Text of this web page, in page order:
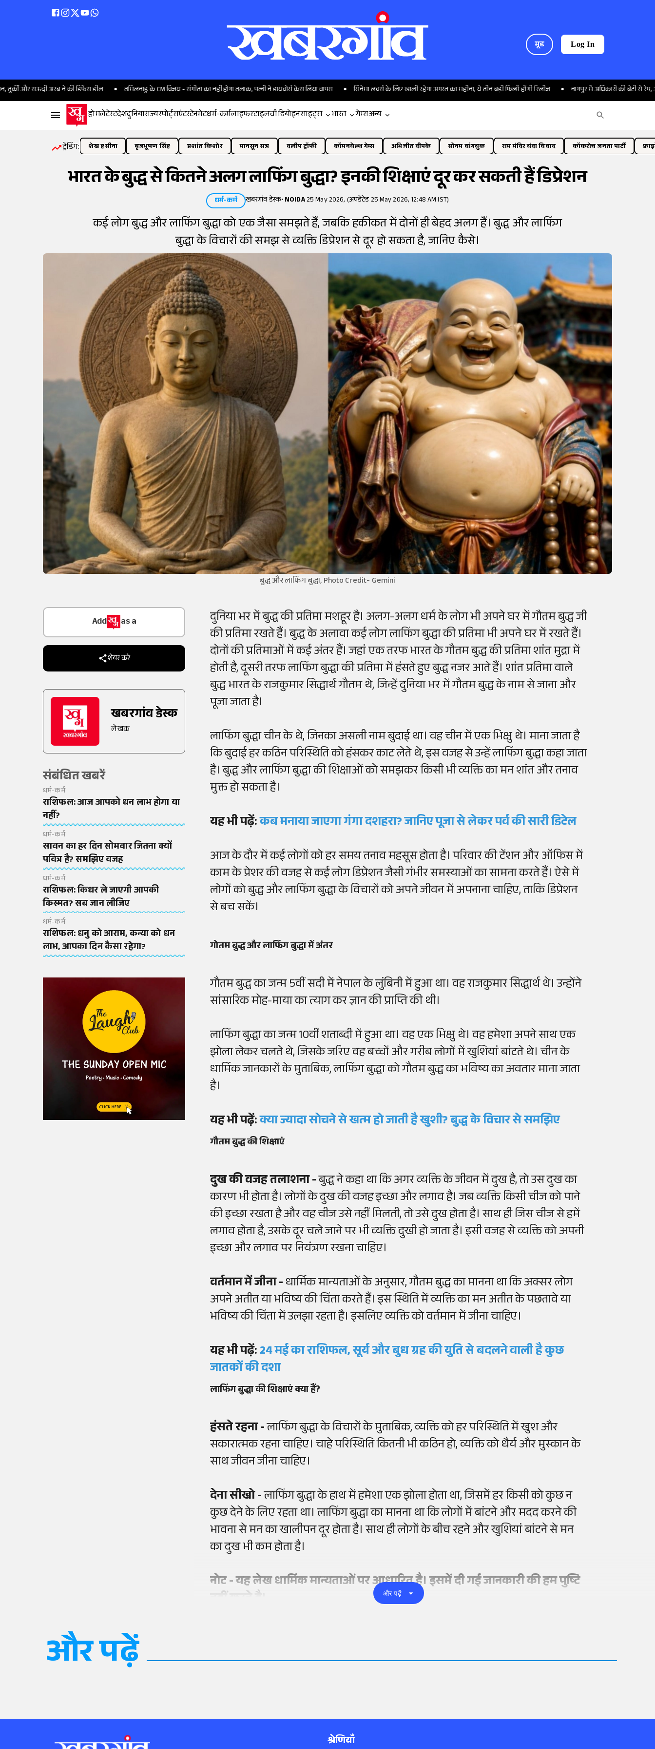
मूड Log In
सऊदी अरब ने की डिफेंस डील तमिलनाडु के CM विजय - संगीता का नहीं होगा तलाक, पत्नी ने डायवोर्स केस लिया वापस सिनेमा लवर्स के लिए खाली रहेगा अगस्त का महीना, ये तीन बड़ी फिल्में होंगी रिलीज नागपुर में अधिकारी की बेटी से रेप, आरोपी ने खुद
होमलेटेस्टदेशदुनियाराज्यस्पोर्ट्सएंटरटेनमेंटधर्म-कर्मलाइफस्टाइलवीडियोइनसाइट्स भारत गेम्सअन्य
ट्रेंडिंग: शेख हसीना बृजभूषण सिंह प्रशांत किशोर मानसून सत्र दलीप ट्रॉफी कॉमनवेल्थ गेम्स अभिजीत दीपके सोनम वांगचुक राम मंदिर चंदा विवाद कॉकरोच जनता पार्टी
भारत के बुद्ध से कितने अलग लाफिंग बुद्धा? इनकी शिक्षाएं दूर कर सकती हैं डिप्रेशन
धर्म-कर्म खबरगांव डेस्क•NOIDA25 May 2026, (अपडेटेड 25 May 2026, 12:48 AM IST)
कई लोग बुद्ध और लाफिंग बुद्धा को एक जैसा समझते हैं, जबकि हकीकत में दोनों ही बेहद अलग हैं। बुद्ध और लाफिंग
बुद्धा के विचारों की समझ से व्यक्ति डिप्रेशन से दूर हो सकता है, जानिए कैसे।
बुद्ध और लाफिंग बुद्धा, Photo Credit- Gemini
Trusted Source on
शेयर करें
खबरगांव डेस्क
लेखक
संबंधित खबरें
धर्म-कर्म
राशिफल: आज आपको धन लाभ होगा या
नहीं?
धर्म-कर्म
सावन का हर दिन सोमवार जितना क्यों
पवित्र है? समझिए वजह
धर्म-कर्म
राशिफल: किधर ले जाएगी आपकी
किस्मत? सब जान लीजिए
धर्म-कर्म
राशिफल: धनु को आराम, कन्या को धन
लाभ, आपका दिन कैसा रहेगा?
दुनिया भर में बुद्ध की प्रतिमा मशहूर है। अलग-अलग धर्म के लोग भी अपने घर में गौतम बुद्ध जी
की प्रतिमा रखते हैं। बुद्ध के अलावा कई लोग लाफिंग बुद्धा की प्रतिमा भी अपने घर में रखते हैं।
दोनों की प्रतिमाओं में कई अंतर हैं। जहां एक तरफ भारत के गौतम बुद्ध की प्रतिमा शांत मुद्रा में
होती है, दूसरी तरफ लाफिंग बुद्धा की प्रतिमा में हंसते हुए बुद्ध नजर आते हैं। शांत प्रतिमा वाले
बुद्ध भारत के राजकुमार सिद्धार्थ गौतम थे, जिन्हें दुनिया भर में गौतम बुद्ध के नाम से जाना और
पूजा जाता है।
लाफिंग बुद्धा चीन के थे, जिनका असली नाम बुदाई था। वह चीन में एक भिक्षु थे। माना जाता है
कि बुदाई हर कठिन परिस्थिति को हंसकर काट लेते थे, इस वजह से उन्हें लाफिंग बुद्धा कहा जाता
है। बुद्ध और लाफिंग बुद्धा की शिक्षाओं को समझकर किसी भी व्यक्ति का मन शांत और तनाव
मुक्त हो सकता है।
यह भी पढ़ें:कब मनाया जाएगा गंगा दशहरा? जानिए पूजा से लेकर पर्व की सारी डिटेल
आज के दौर में कई लोगों को हर समय तनाव महसूस होता है। परिवार की टेंशन और ऑफिस में
काम के प्रेशर की वजह से कई लोग डिप्रेशन जैसी गंभीर समस्याओं का सामना करते हैं। ऐसे में
लोगों को बुद्ध और लाफिंग बुद्धा के विचारों को अपने जीवन में अपनाना चाहिए, ताकि डिप्रेशन
से बच सकें।
गोतम बुद्ध और लाफिंग बुद्धा में अंतर
गौतम बुद्ध का जन्म 5वीं सदी में नेपाल के लुंबिनी में हुआ था। वह राजकुमार सिद्धार्थ थे। उन्होंने
सांसारिक मोह-माया का त्याग कर ज्ञान की प्राप्ति की थी।
लाफिंग बुद्धा का जन्म 10वीं शताब्दी में हुआ था। वह एक भिक्षु थे। वह हमेशा अपने साथ एक
झोला लेकर चलते थे, जिसके जरिए वह बच्चों और गरीब लोगों में खुशियां बांटते थे। चीन के
धार्मिक जानकारों के मुताबिक, लाफिंग बुद्धा को गौतम बुद्ध का भविष्य का अवतार माना जाता
है।
यह भी पढ़ें:क्या ज्यादा सोचने से खत्म हो जाती है खुशी? बुद्ध के विचार से समझिए
गौतम बुद्ध की शिक्षाएं
दुख की वजह तलाशना -बुद्ध ने कहा था कि अगर व्यक्ति के जीवन में दुख है, तो उस दुख का
कारण भी होता है। लोगों के दुख की वजह इच्छा और लगाव है। जब व्यक्ति किसी चीज को पाने
की इच्छा रखता है और वह चीज उसे नहीं मिलती, तो उसे दुख होता है। साथ ही जिस चीज से हमें
लगाव होता है, उसके दूर चले जाने पर भी व्यक्ति दुखी हो जाता है। इसी वजह से व्यक्ति को अपनी
इच्छा और लगाव पर नियंत्रण रखना चाहिए।
वर्तमान में जीना -धार्मिक मान्यताओं के अनुसार, गौतम बुद्ध का मानना था कि अक्सर लोग
अपने अतीत या भविष्य की चिंता करते हैं। इस स्थिति में व्यक्ति का मन अतीत के पछतावे या
भविष्य की चिंता में उलझा रहता है। इसलिए व्यक्ति को वर्तमान में जीना चाहिए।
यह भी पढ़ें:24 मई का राशिफल, सूर्य और बुध ग्रह की युति से बदलने वाली है कुछ
जातकों की दशा
लाफिंग बुद्धा की शिक्षाएं क्या हैं?
हंसते रहना -लाफिंग बुद्धा के विचारों के मुताबिक, व्यक्ति को हर परिस्थिति में खुश और
सकारात्मक रहना चाहिए। चाहे परिस्थिति कितनी भी कठिन हो, व्यक्ति को धैर्य और मुस्कान के
साथ जीवन जीना चाहिए।
देना सीखो -लाफिंग बुद्धा के हाथ में हमेशा एक झोला होता था, जिसमें हर किसी को कुछ न
कुछ देने के लिए रहता था। लाफिंग बुद्धा का मानना था कि लोगों में बांटने और मदद करने की
भावना से मन का खालीपन दूर होता है। साथ ही लोगों के बीच रहने और खुशियां बांटने से मन
का दुख भी कम होता है।
नोट - यह लेख धार्मिक मान्यताओं पर आधारित है। इसमें दी गई जानकारी की हम पुष्टि
और पढ़ें
और पढ़ें
श्रेणियाँ